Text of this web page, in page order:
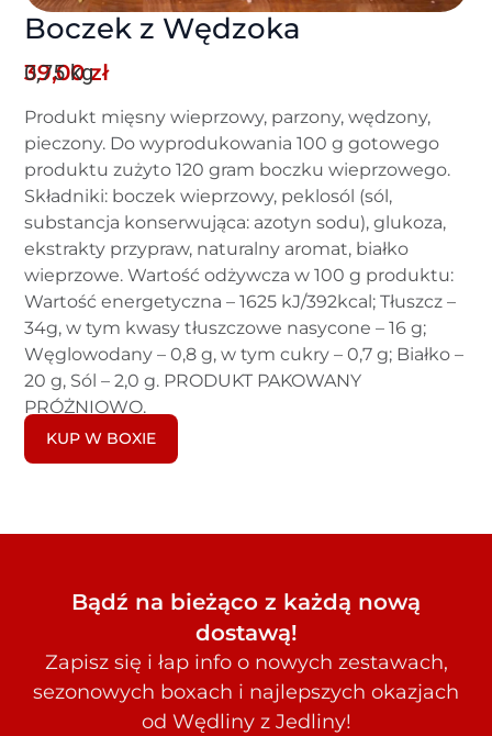
Boczek z Wędzoka
39,00zł
0,75 kg
Produkt mięsny wieprzowy, parzony, wędzony,
pieczony. Do wyprodukowania 100 g gotowego
produktu zużyto 120 gram boczku wieprzowego.
Składniki: boczek wieprzowy, peklosól (sól,
substancja konserwująca: azotyn sodu), glukoza,
ekstrakty przypraw, naturalny aromat, białko
wieprzowe. Wartość odżywcza w 100 g produktu:
Wartość energetyczna – 1625 kJ/392kcal; Tłuszcz –
34g, w tym kwasy tłuszczowe nasycone – 16 g;
Węglowodany – 0,8 g, w tym cukry – 0,7 g; Białko –
20 g, Sól – 2,0 g. PRODUKT PAKOWANY
PRÓŻNIOWO.
KUP W BOXIE
Bądź na bieżąco z każdą nową
dostawą!
Zapisz się i łap info o nowych zestawach,
sezonowych boxach i najlepszych okazjach
od Wędliny z Jedliny!